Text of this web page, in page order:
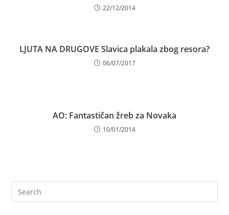
22/12/2014
LJUTA NA DRUGOVE Slavica plakala zbog resora?
06/07/2017
AO: Fantastičan žreb za Novaka
10/01/2014